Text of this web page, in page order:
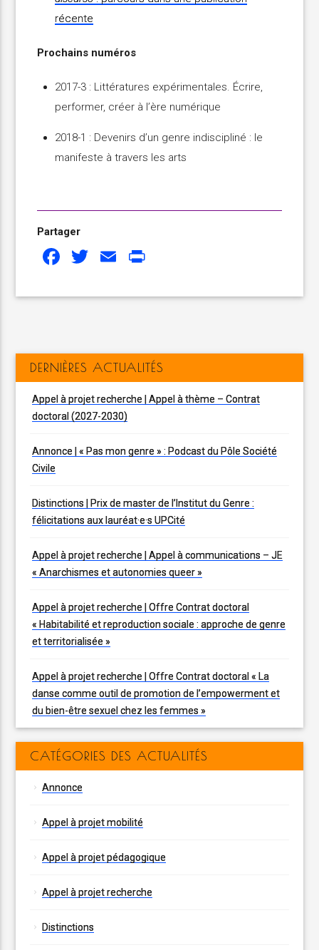
récente
Prochains numéros
2017-3 : Littératures expérimentales. Écrire,
performer, créer à l’ère numérique
2018-1 : Devenirs d’un genre indiscipliné : le
manifeste à travers les arts
Partager
Facebook
Twitter
Email
DERNIÈRES ACTUALITÉS
Appel à projet recherche | Appel à thème – Contrat
doctoral (2027-2030)
Annonce | « Pas mon genre » : Podcast du Pôle Société
Civile
Distinctions | Prix de master de l’Institut du Genre :
félicitations aux lauréat·e·s UPCité
Appel à projet recherche | Appel à communications – JE
« Anarchismes et autonomies queer »
Appel à projet recherche | Offre Contrat doctoral
« Habitabilité et reproduction sociale : approche de genre
et territorialisée »
Appel à projet recherche | Offre Contrat doctoral « La
danse comme outil de promotion de l’empowerment et
du bien-être sexuel chez les femmes »
CATÉGORIES DES ACTUALITÉS
Annonce
Appel à projet mobilité
Appel à projet pédagogique
Appel à projet recherche
Distinctions